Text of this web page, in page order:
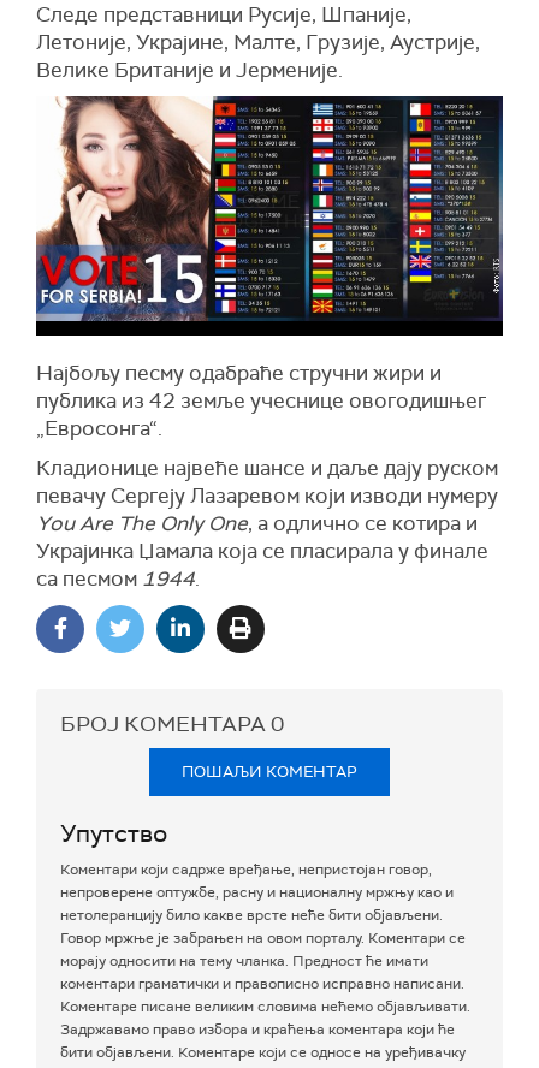
Следе представници Русије, Шпаније,
Летоније, Украјине, Малте, Грузије, Аустрије,
Велике Британије и Јерменије.
Најбољу песму одабраће стручни жири и
публика из 42 земље учеснице овогодишњег
„Евросонга“.
Кладионице највеће шансе и даље дају руском
певачу Сергеју Лазаревом који изводи нумеру
You Are The Only One, а одлично се котира и
Украјинка Џамала која се пласирала у финале
са песмом 1944.
БРОЈ КОМЕНТАРА0
ПОШАЉИ КОМЕНТАР
Упутство
Коментари који садрже вређање, непристојан говор,
непроверене оптужбе, расну и националну мржњу као и
нетолеранцију било какве врсте неће бити објављени.
Говор мржње је забрањен на овом порталу. Коментари се
морају односити на тему чланка. Предност ће имати
коментари граматички и правописно исправно написани.
Коментаре писане великим словима нећемо објављивати.
Задржавамо право избора и краћења коментара који ће
бити објављени. Коментаре који се односе на уређивачку